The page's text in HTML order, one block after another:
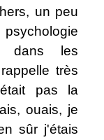
un peu
dans les
très
pas la
ouais, je
sûr j'étais